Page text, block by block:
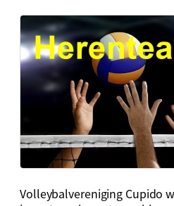
Volleybalvereniging Cupido